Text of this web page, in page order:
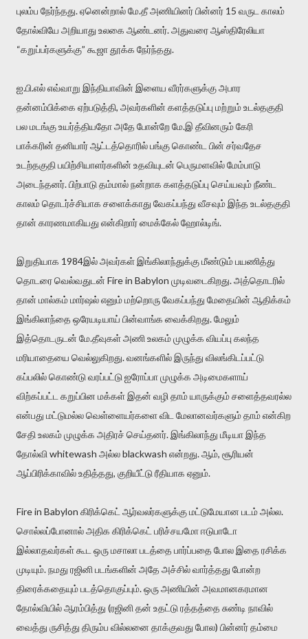
புலம்ப நேர்ந்தது. ஏனென்றால் மே.தீ அணியினர் பின்னர் 15 வருட காலம்
தோல்வியே அறியாது உலகை ஆண்டனர். அதுவரை ஆஸ்திரேலியா
“கறுப்பர்களுக்கு” கூஜா தூக்க நேர்ந்தது.
ஐ.பி.எல் எவ்வாறு இந்தியாவின் இளைய வீரர்களுக்கு அபார
தன்னம்பிக்கை ஏற்படுத்தி, அவர்களின் களத்தடுப்பு மற்றும் உடல்தகுதி
பல மடங்கு உயர்த்தியதோ அதே போன்றே மே.இ தீவினரும் கேரி
பாக்கரின் தனியார் ஆட்டத்தொரில் பங்கு கொண்ட பின் சர்வதேச
உடற்தகுதி பயிற்சியாளர்களின் உதவியுடன் பெருமளவில் மேம்பாடு
அடைந்தனர். பிற்பாடு தம்மால் நன்றாக களத்தடுப்பு செய்யவும் நீண்ட
காலம் தொடர்ச்சியாக சளைக்காது வேகப்பந்து வீசவும் இந்த உடல்தகுதி
தான் காரணமாகியது என்கிறார் மைக்கேல் ஹோல்டிங்.
இறுதியாக 1984இல் அவர்கள் இங்கிலாந்துக்கு மீண்டும் பயணித்து
தொடரை வெல்வதுடன் Fire in Babylon முடிவடைகிறது. அத்தொடரில்
தான் மால்கம் மார்ஷல் எனும் மற்றொரு வேகப்பந்து மேதையின் ஆதிக்கம்
இங்கிலாந்தை ஒரேயடியாய் பின்வாங்க வைக்கிறது. மேலும்
இத்தொடருடன் மே.தீவுகள் அணி உலகம் முழுக்க வியப்பு கலந்த
மரியாதையை வெல்லுகிறது. வனங்களில் இருந்து விலங்கிடப்பட்டு
கப்பலில் கொண்டு வரப்பட்டு ஐரோப்பா முழுக்க அடிமைகளாய்
விற்கப்பட்ட கறுப்பின மக்கள் இதன் வழி தாம் யாருக்கும் சளைத்தவரல்ல
என்பது மட்டுமல்ல வெள்ளையர்களை விட மேலானவர்களும் தாம் என்கிற
சேதி உலகம் முழுக்க அதிரச் செய்தனர். இங்கிலாந்து மீடியா இந்த
தோல்வி whitewash அல்ல blackwash என்றது. ஆம், சூரியன்
ஆப்பிரிக்காவில் உதித்தது, குறியீட்டு ரீதியாக ஏனும்.
Fire in Babylon கிரிக்கெட் ஆர்வலர்களுக்கு மட்டுமேயான படம் அல்ல.
சொல்லப்போனால் அதிக கிரிக்கெட் பரிச்சயமோ ஈடுபாடோ
இல்லாதவர்கள் கூட ஒரு மசாலா படத்தை பார்ப்பதை போல இதை ரசிக்க
முடியும். நமது ரஜினி படங்களின் அதே அச்சில் வார்த்தது போன்ற
திரைக்கதையும் படத்தொகுப்பும். ஒரு அணியின் அவமானகரமான
தோல்வியில் ஆரம்பித்து (ரஜினி தன் உதட்டு ரத்தத்தை சுண்டி நாவில்
வைத்து ருசித்து திரும்ப வில்லனை தாக்குவது போல) பின்னர் தம்மை